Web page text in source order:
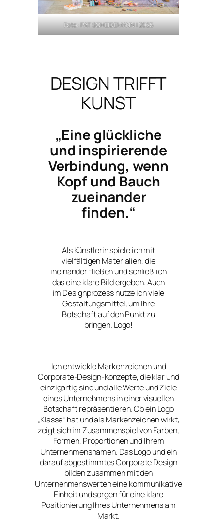
Foto: PAT SCHEIDEMANN | 2025
DESIGN TRIFFT
KUNST
„Eine glückliche
und inspirierende
Verbindung, wenn
Kopf und Bauch
zueinander
finden.“
Als Künstlerin spiele ich mit
vielfältigen Materialien, die
ineinander fließen und schließlich
das eine klare Bild ergeben. Auch
im Designprozess nutze ich viele
Gestaltungsmittel, um Ihre
Botschaft auf den Punkt zu
bringen. Logo!
Ich entwickle Markenzeichen und
Corporate-Design-Konzepte, die klar und
einzigartig sind und alle Werte und Ziele
eines Unternehmens in einer visuellen
Botschaft repräsentieren. Ob ein Logo
„Klasse“ hat und als Markenzeichen wirkt,
zeigt sich im Zusammenspiel von Farben,
Formen, Proportionen und Ihrem
Unternehmensnamen. Das Logo und ein
darauf abgestimmtes Corporate Design
bilden zusammen mit den
Unternehmenswerten eine kommunikative
Einheit und sorgen für eine klare
Positionierung Ihres Unternehmens am
Markt.